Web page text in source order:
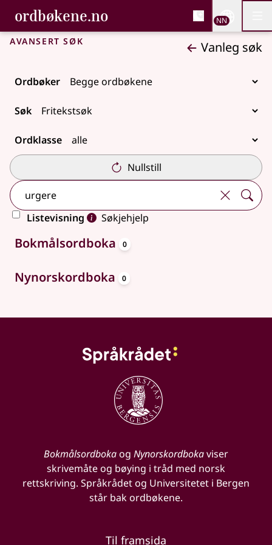
Gå til hovudinnhald
Tilgjenge
ordbøkene.no, Bokmålsordboka og
Bokmålsordboka og Nynorskordboka
NN
Avansert søk Vanleg søk
Ordbøker
Søk
Ordklasse
Nullstill
Listevisning
Søkjehjelp
Ingen treff
Bokmålsordboka 0
Nynorskordboka 0
Bokmålsordbokaog Nynorskordbokaviser
skrivemåte og bøying i tråd med norsk
rettskriving. Språkrådet og Universitetet i Bergen
står bak ordbøkene.
Til framsida